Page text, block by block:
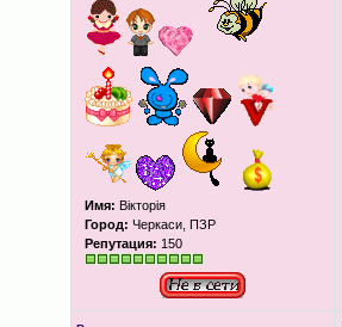
Имя: Вікторія
Город: Черкаси, ПЗР
Репутация: 150